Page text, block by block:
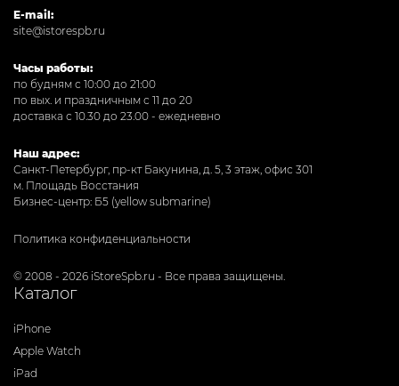
E-mail:
site@istorespb.ru
Часы работы:
по будням с 10:00 до 21:00
по вых. и праздничным с 11 до 20
доставка с 10.30 до 23.00 - ежедневно
Наш адрес:
Санкт-Петербург, пр-кт Бакунина, д. 5, 3 этаж, офис 301
м. Площадь Восстания
Бизнес-центр: Б5 (yellow submarine)
Политика конфиденциальности
© 2008 - 2026 iStoreSpb.ru - Все права защищены.
Каталог
iPhone
Apple Watch
iPad